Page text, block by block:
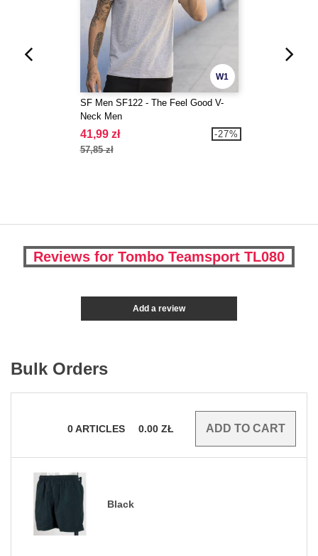
W1
SF Men SF122 - The Feel Good V-
Neck Men
41,99 zł
57,85 zł
-27%
Reviews for Tombo Teamsport TL080
Add a review
Bulk Orders
0ARTICLES 0.00 ZŁ
Black